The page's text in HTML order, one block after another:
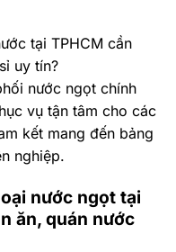
tại TPHCM cần
uy tín?
nước ngọt chính
vụ tận tâm cho các
kết mang đến bảng
nghiệp.
nước ngọt tại
ăn, quán nước